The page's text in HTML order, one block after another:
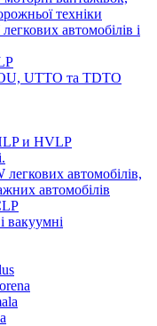
техніки
автомобілів і
UTTO та TDTO
и HVLP
автомобілів,
автомобілів
вакуумні